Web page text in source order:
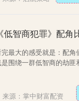
最大的感受就是：配角
围绕一群低智商的劫匪
来源：掌中财富配资